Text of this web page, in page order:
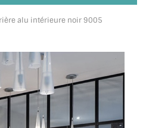
alu intérieure noir 9005